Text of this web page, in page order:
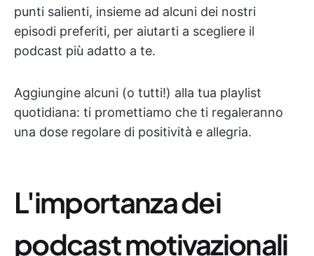
punti salienti, insieme ad alcuni dei nostri
episodi preferiti, per aiutarti a scegliere il
podcast più adatto a te.
Aggiungine alcuni (o tutti!) alla tua playlist
quotidiana: ti promettiamo che ti regaleranno
una dose regolare di positività e allegria.
L'importanza dei
podcast motivazionali